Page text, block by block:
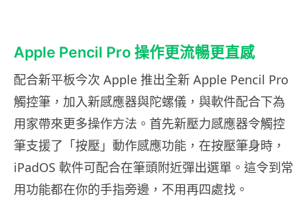
Apple Pencil Pro 操作更流暢更直感
配合新平板今次 Apple 推出全新 Apple Pencil Pro
觸控筆，加入新感應器與陀螺儀，與軟件配合下為
用家帶來更多操作方法。首先新壓力感應器令觸控
筆支援了「按壓」動作感應功能，在按壓筆身時，
iPadOS 軟件可配合在筆頭附近彈出選單。這令到常
用功能都在你的手指旁邊，不用再四處找。